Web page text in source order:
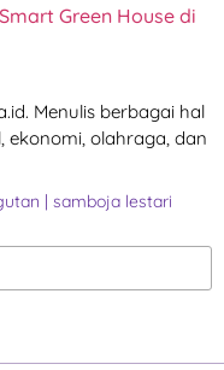
Green House di
Menulis berbagai hal
ekonomi, olahraga, dan
| samboja lestari